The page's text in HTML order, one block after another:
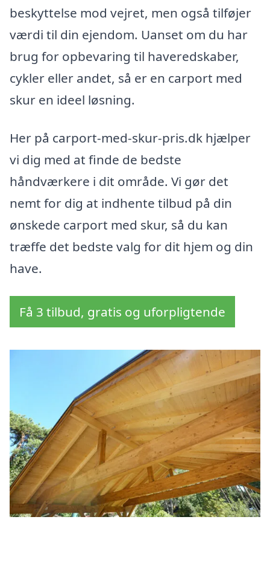
beskyttelse mod vejret, men også tilføjer
værdi til din ejendom. Uanset om du har
brug for opbevaring til haveredskaber,
cykler eller andet, så er en carport med
skur en ideel løsning.
Her på carport-med-skur-pris.dk hjælper
vi dig med at finde de bedste
håndværkere i dit område. Vi gør det
nemt for dig at indhente tilbud på din
ønskede carport med skur, så du kan
træffe det bedste valg for dit hjem og din
have.
Få 3 tilbud, gratis og uforpligtende